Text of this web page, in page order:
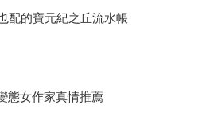
配的寶元紀之丘流水帳
態女作家真情推薦